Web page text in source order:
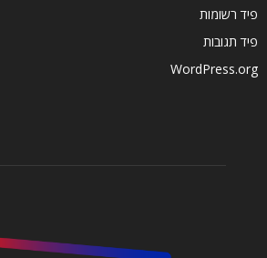
פיד רשומות
פיד תגובות
WordPress.org